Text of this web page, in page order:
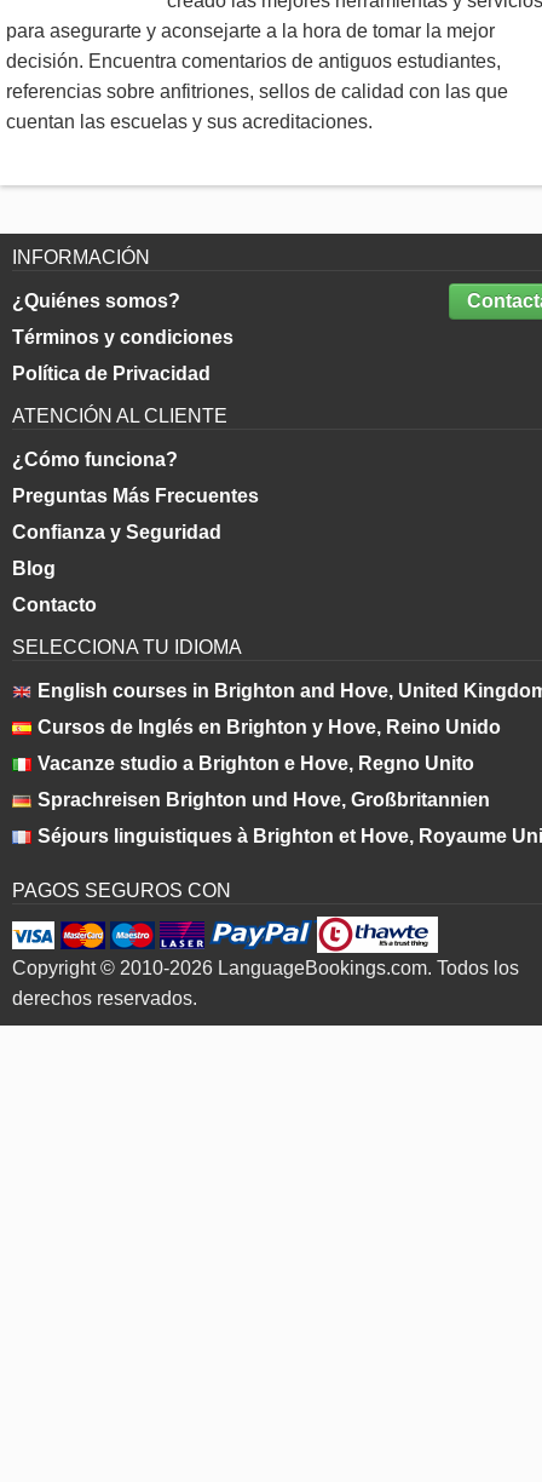
para asegurarte y aconsejarte a la hora de tomar la mejor
decisión. Encuentra comentarios de antiguos estudiantes,
referencias sobre anfitriones, sellos de calidad con las que
cuentan las escuelas y sus acreditaciones.
INFORMACIÓN
¿Quiénes somos?
Términos y condiciones
Política de Privacidad
ATENCIÓN AL CLIENTE
¿Cómo funciona?
Preguntas Más Frecuentes
Confianza y Seguridad
Blog
Contacto
SELECCIONA TU IDIOMA
English courses in Brighton and Hove, United
Cursos de Inglés en Brighton y Hove, Reino Unido
Vacanze studio a Brighton e Hove, Regno Unito
Sprachreisen Brighton und Hove, Großbritannien
Séjours linguistiques à Brighton et Hove, Royaume Uni
PAGOS SEGUROS CON
Copyright © 2010-2026 LanguageBookings.com. Todos los
derechos reservados.